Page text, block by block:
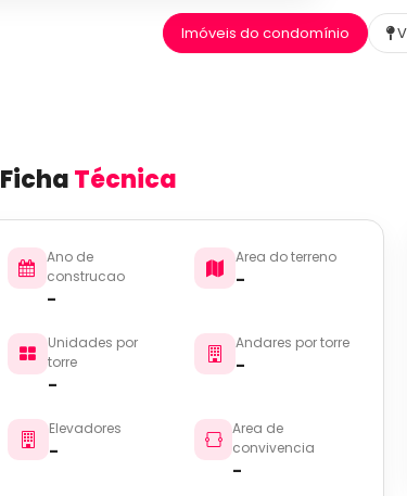
Imóveis do condomínio
FichaTécnica
Ano de
construcao
-
Area do terreno
-
Unidades por
torre
-
Andares por torre
-
Elevadores
-
Area de
convivencia
-